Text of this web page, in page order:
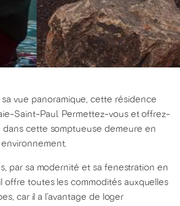
vue panoramique, cette résidence
Saint-Paul. Permettez-vous et offrez-
dans cette somptueuse demeure en
par sa modernité et sa fenestration en
toutes les commodités auxquelles
car il a l’avantage de loger